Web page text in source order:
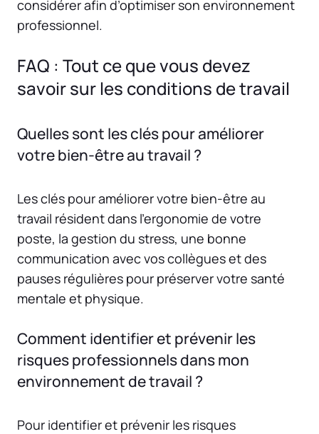
considérer afin d’optimiser son environnement
professionnel.
FAQ : Tout ce que vous devez
savoir sur les conditions de travail
Quelles sont les clés pour améliorer
votre bien-être au travail ?
Les clés pour améliorer votre bien-être au
travail résident dans l’ergonomie de votre
poste, la gestion du stress, une bonne
communication avec vos collègues et des
pauses régulières pour préserver votre santé
mentale et physique.
Comment identifier et prévenir les
risques professionnels dans mon
environnement de travail ?
Pour identifier et prévenir les risques